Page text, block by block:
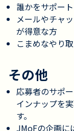
誰かをサポー
メールやチャ
が得意な方
こまめなやり
その他
応募者のサポ
インナップを
す。
JMoFの企画に